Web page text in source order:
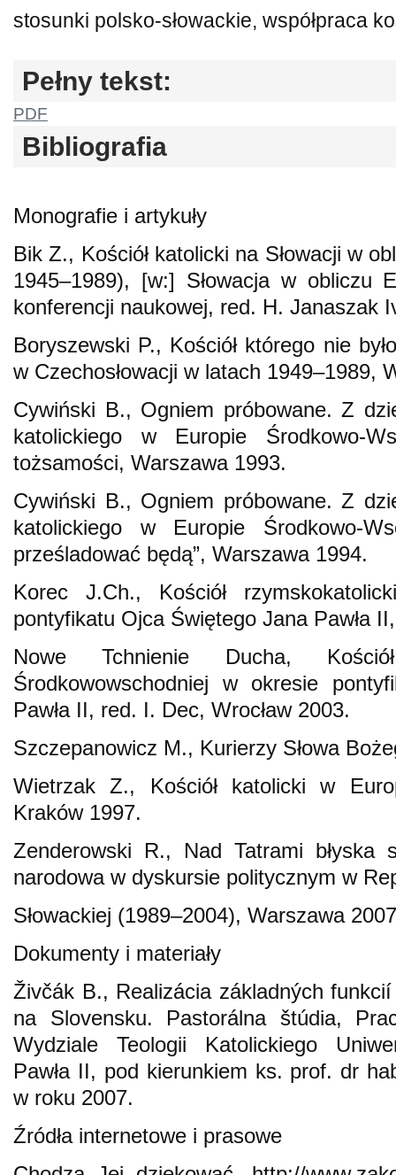
stosunki polsko-słowackie, współpraca
Pełny tekst:
PDF
Bibliografia
Monografie i artykuły
Bik Z., Kościół katolicki na Słowacji w
1945–1989), [w:] Słowacja w obliczu
konferencji naukowej, red. H. Janaszak
Boryszewski P., Kościół którego nie
w Czechosłowacji w latach 1949–1989,
Cywiński B., Ogniem próbowane. Z
katolickiego w Europie Środkowo-
tożsamości, Warszawa 1993.
Cywiński B., Ogniem próbowane. Z
katolickiego w Europie Środkowo-
prześladować będą”, Warszawa 1994.
Korec J.Ch., Kościół
pontyfikatu Ojca Świętego Jana Pawła
Nowe Tchnienie Ducha,
Środkowowschodniej w okresie
Pawła II, red. I. Dec, Wrocław 2003.
Szczepanowicz M., Kurierzy Słowa
Wietrzak Z., Kościół katolicki w
Kraków 1997.
Zenderowski R., Nad Tatrami błyska
narodowa w dyskursie politycznym w
Słowackiej (1989–2004), Warszawa
Dokumenty i materiały
Živčák B., Realizácia základných
na Slovensku. Pastorálna štúdia,
Wydziale Teologii Katolickiego
Pawła II, pod kierunkiem ks. prof. dr
w roku 2007.
Źródła internetowe i prasowe